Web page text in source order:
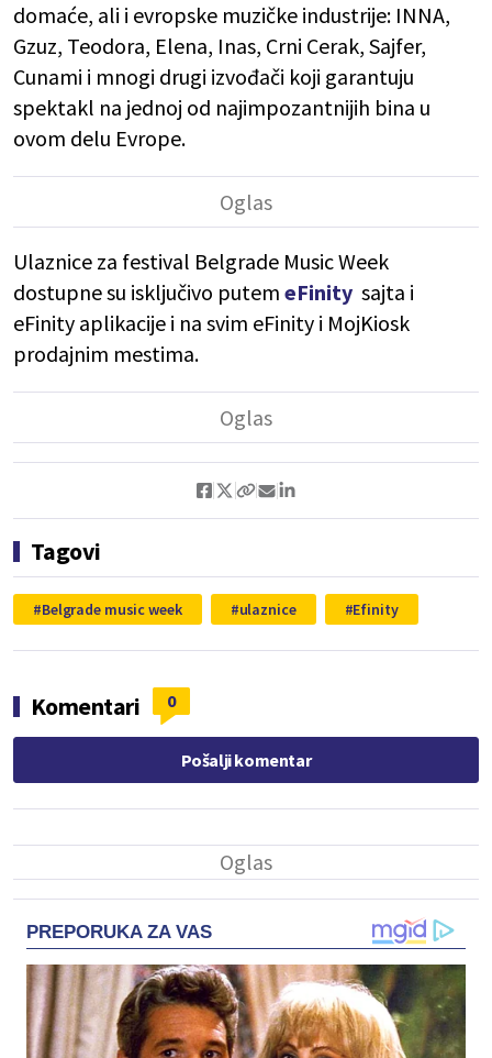
domaće, ali i evropske muzičke industrije: INNA,
Gzuz, Teodora, Elena, Inas, Crni Cerak, Sajfer,
Cunami i mnogi drugi izvođači koji garantuju
spektakl na jednoj od najimpozantnijih bina u
ovom delu Evrope.
Ulaznice za festival Belgrade Music Week
dostupne su isključivo putem eFinity sajta i
eFinity aplikacije i na svim eFinity i MojKiosk
prodajnim mestima.
Tagovi
Belgrade music week ulaznice Efinity
Komentari 0
Pošalji komentar
PREPORUKA ZA VAS